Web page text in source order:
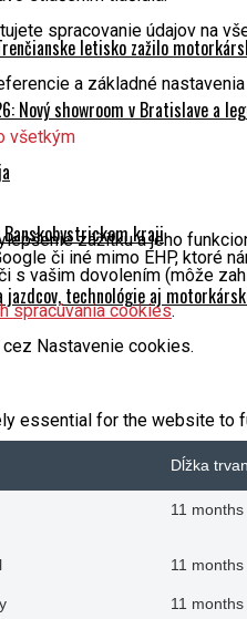
letisko zažilo
Nový showroom v Bratislave a
kraji
technológie aj
spracovanie údajov na
a základné
všetkým
zážitku a jeho
či iné mimo EHP, ktoré
s vašim dovolením (môže
spracúvania cookies.
Nastavenie cookies.
essential for the website to
Dĺžka
11 months
11 months
11 months